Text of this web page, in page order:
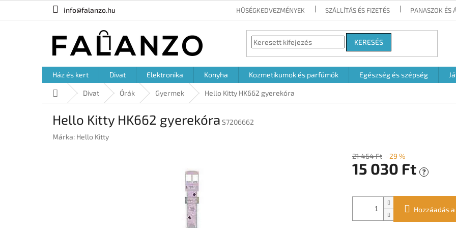
info@falanzo.hu HŰSÉGKEDVEZMÉNYEK SZÁLLÍTÁS ÉS FIZETÉS PANASZOK ÉS
KERESÉS
Ház és kert Divat Elektronika Konyha Kozmetikumok és parfümök Egészség és szépség
KezdőlapDivat Órák Gyermek Hello Kitty HK662 gyerekóra
Hello Kitty HK662 gyerekóra S7206662
Márka: Hello Kitty
21 464 Ft –29 %
15 030 Ft ?
Hozzáadás